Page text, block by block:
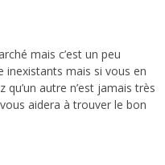
mais c’est un peu
inexistants mais si vous en
autre n’est jamais très
aidera à trouver le bon